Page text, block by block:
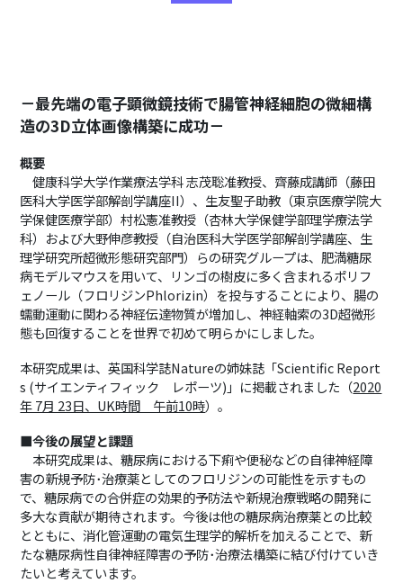
－最先端の電子顕微鏡技術で腸管神経細胞の微細構
造の3D立体画像構築に成功－
概要
健康科学大学作業療法学科 志茂聡准教授、齊藤成講師（藤田
医科大学医学部解剖学講座II）、生友聖子助教（東京医療学院大
学保健医療学部）村松憲准教授（杏林大学保健学部理学療法学
科）および大野伸彦教授（自治医科大学医学部解剖学講座、生
理学研究所超微形態研究部門）らの研究グループは、肥満糖尿
病モデルマウスを用いて、リンゴの樹皮に多く含まれるポリフ
ェノール（フロリジンPhlorizin）を投与することにより、腸の
蠕動運動に関わる神経伝達物質が増加し、神経軸索の3D超微形
態も回復することを世界で初めて明らかにしました。
本研究成果は、英国科学誌Natureの姉妹誌「Scientific Report
s (サイエンティフィック レポーツ)」に掲載されました（2020
年 7月 23日、UK時間 午前10時）。
■今後の展望と課題
本研究成果は、糖尿病における下痢や便秘などの自律神経障
害の新規予防･治療薬としてのフロリジンの可能性を示すもの
で、糖尿病での合併症の効果的予防法や新規治療戦略の開発に
多大な貢献が期待されます。今後は他の糖尿病治療薬との比較
とともに、消化管運動の電気生理学的解析を加えることで、新
たな糖尿病性自律神経障害の予防･治療法構築に結び付けていき
たいと考えています。